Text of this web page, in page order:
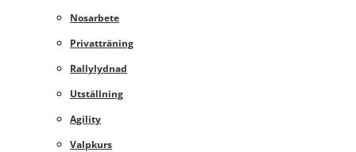
Nosarbete
Privatträning
Rallylydnad
Utställning
Agility
Valpkurs